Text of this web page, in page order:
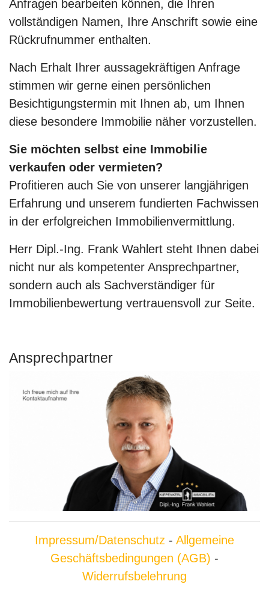
Anfragen bearbeiten können, die Ihren
vollständigen Namen, Ihre Anschrift sowie eine
Rückrufnummer enthalten.
Nach Erhalt Ihrer aussagekräftigen Anfrage
stimmen wir gerne einen persönlichen
Besichtigungstermin mit Ihnen ab, um Ihnen
diese besondere Immobilie näher vorzustellen.
Sie möchten selbst eine Immobilie
verkaufen oder vermieten?
Profitieren auch Sie von unserer langjährigen
Erfahrung und unserem fundierten Fachwissen
in der erfolgreichen Immobilienvermittlung.
Herr Dipl.-Ing. Frank Wahlert steht Ihnen dabei
nicht nur als kompetenter Ansprechpartner,
sondern auch als Sachverständiger für
Immobilienbewertung vertrauensvoll zur Seite.
Ansprechpartner
Impressum/Datenschutz - Allgemeine
Geschäftsbedingungen (AGB) -
Widerrufsbelehrung